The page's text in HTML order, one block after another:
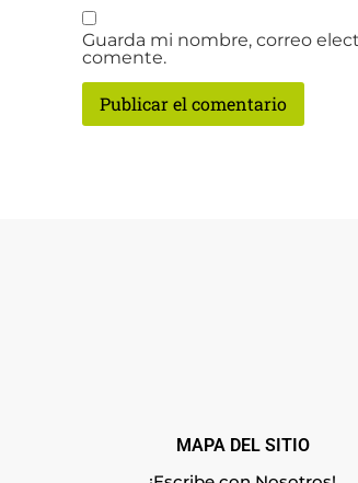
Guarda mi nombre, correo
comente.
MAPA DEL SITIO